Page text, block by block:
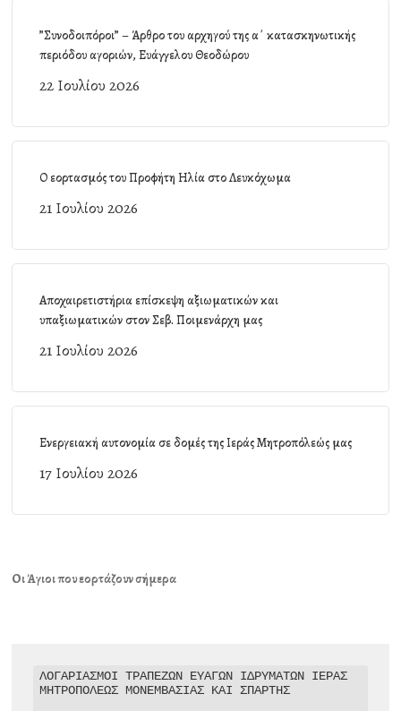
”Συνοδοιπόροι” – Άρθρο του αρχηγού της α΄ κατασκηνωτικής
περιόδου αγοριών, Ευάγγελου Θεοδώρου
22 Ιουλίου 2026
Ο εορτασμός του Προφήτη Ηλία στο Λευκόχωμα
21 Ιουλίου 2026
Αποχαιρετιστήρια επίσκεψη αξιωματικών και
υπαξιωματικών στον Σεβ. Ποιμενάρχη μας
21 Ιουλίου 2026
Ενεργειακή αυτονομία σε δομές της Ιεράς Μητροπόλεώς μας
17 Ιουλίου 2026
Οι Άγιοι που εορτάζουν σήμερα
ΛΟΓΑΡΙΑΣΜΟΙ ΤΡΑΠΕΖΩΝ ΕΥΑΓΩΝ ΙΔΡΥΜΑΤΩΝ ΙΕΡΑΣ
ΜΗΤΡΟΠΟΛΕΩΣ ΜΟΝΕΜΒΑΣΙΑΣ ΚΑΙ ΣΠΑΡΤΗΣ